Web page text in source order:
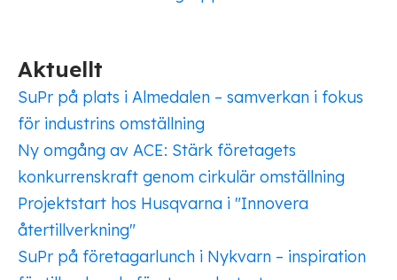
Aktuellt
SuPr på plats i Almedalen – samverkan i fokus
för industrins omställning
Ny omgång av ACE: Stärk företagets
konkurrenskraft genom cirkulär omställning
Projektstart hos Husqvarna i "Innovera
återtillverkning"
SuPr på företagarlunch i Nykvarn – inspiration